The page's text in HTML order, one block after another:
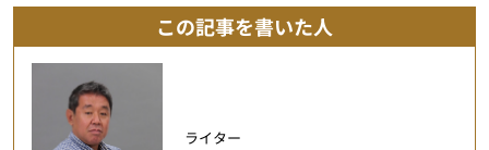
この記事を書いた人
ライター